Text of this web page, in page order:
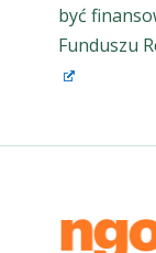
być
Funduszu